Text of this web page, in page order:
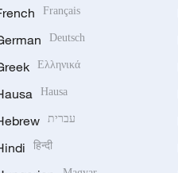
Français
Deutsch
Ελληνικά
Hausa
עברית
हिन्दी